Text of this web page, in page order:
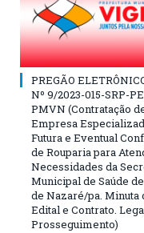
PREGÃO
Nº 9/2023-015-SRP-
PMVN (Contratação
Empresa
Futura e Eventual
de Rouparia para
Necessidades da
Municipal de Saúde
de Nazaré/pa. Minuta
Edital e Contrato.
Prosseguimento)